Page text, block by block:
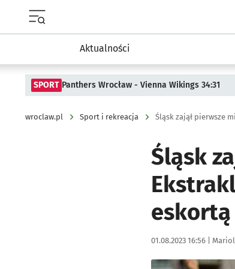
Aktualności
SPORT Panthers Wrocław - Vienna Wikings 34:31
wroclaw.pl Sport i rekreacja
Śląsk
Data publikacji:
01.08.2023 16:56 | Autor:
Kliknij, aby